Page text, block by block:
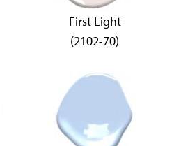
First Light
(2102-70)